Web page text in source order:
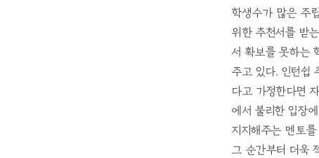
학생수가 많은 주
위한 추천서를 받
서 확보를 못하는
주고 있다. 인턴쉽
다고 가정한다면
에서 불리한 입장
지지해주는 멘토
그 순간부터 더욱